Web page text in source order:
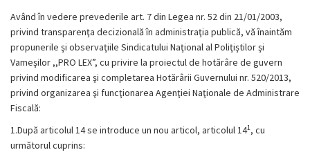
Având în vedere prevederile art. 7 din Legea nr. 52 din 21/01/2003,
privind transparenţa decizională în administraţia publică, vă înaintăm
propunerile şi observaţiile Sindicatului Naţional al Poliţiştilor şi
Vameşilor ,,PRO LEX”, cu privire la proiectul de hotărâre de guvern
privind modificarea şi completarea Hotărârii Guvernului nr. 520/2013,
privind organizarea şi funcţionarea Agenţiei Naţionale de Administrare
Fiscală:
1.După articolul 14 se introduce un nou articol, articolul 141, cu
următorul cuprins: